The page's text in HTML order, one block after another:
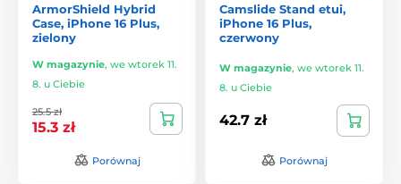
ArmorShield Hybrid
Case, iPhone 16 Plus,
zielony
W magazynie, we wtorek 11.
8. u Ciebie
25.5 zł
15.3 zł
Porównaj
Camslide Stand etui,
iPhone 16 Plus,
czerwony
W magazynie, we wtorek 11.
8. u Ciebie
42.7 zł
Porównaj